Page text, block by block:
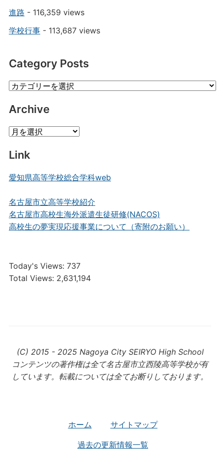
進路 - 116,359 views
学校行事- 113,687 views
Category Posts
Category
Archive
Archive
Link
愛知県高等学校総合学科web
名古屋市立高等学校紹介
名古屋市高校生海外派遣生徒研修(NACOS)
高校生の夢実現応援事業について（寄附のお願い）
Today's Views: 737
Total Views: 2,631,194
(C) 2015 - 2025 Nagoya City SEIRYO High School
コンテンツの著作権は全て名古屋市立西陵高等学校が有
しています。転載については全てお断りしております。
ホーム サイトマップ
過去の更新情報一覧